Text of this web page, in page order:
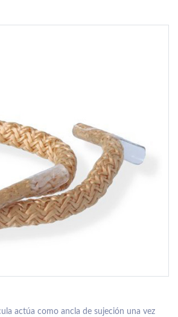
actúa como ancla de sujeción una vez